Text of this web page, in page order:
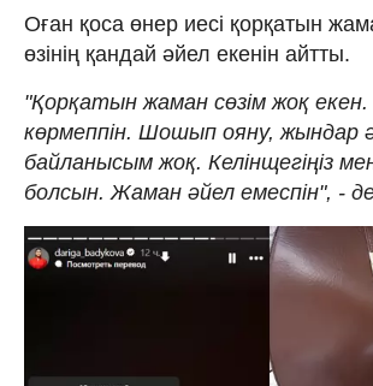
Оған қоса өнер иесі қорқатын
өзінің қандай әйел екенін айтты.
"Қорқатын жаман сөзім жоқ
көрмеппін. Шошып ояну, жындар
байланысым жоқ. Келінщегіңіз
болсын. Жаман әйел емеспін", -